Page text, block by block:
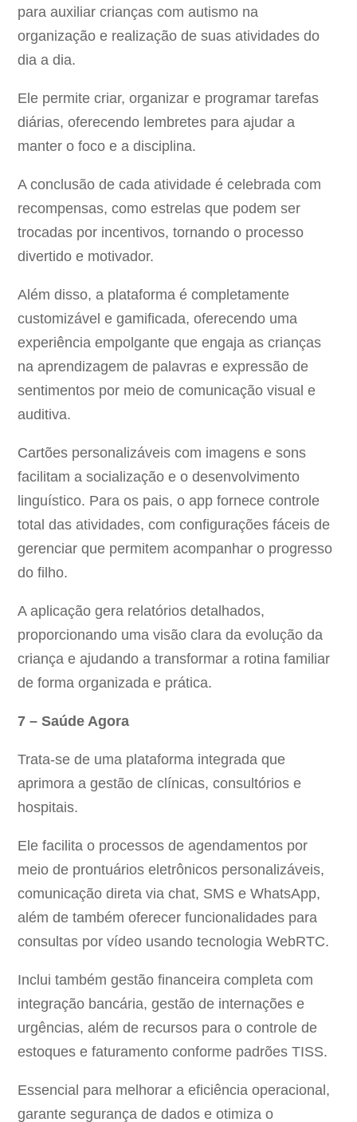
para auxiliar crianças com autismo na
organização e realização de suas atividades do
dia a dia.
Ele permite criar, organizar e programar tarefas
diárias, oferecendo lembretes para ajudar a
manter o foco e a disciplina.
A conclusão de cada atividade é celebrada com
recompensas, como estrelas que podem ser
trocadas por incentivos, tornando o processo
divertido e motivador.
Além disso, a plataforma é completamente
customizável e gamificada, oferecendo uma
experiência empolgante que engaja as crianças
na aprendizagem de palavras e expressão de
sentimentos por meio de comunicação visual e
auditiva.
Cartões personalizáveis com imagens e sons
facilitam a socialização e o desenvolvimento
linguístico. Para os pais, o app fornece controle
total das atividades, com configurações fáceis de
gerenciar que permitem acompanhar o progresso
do filho.
A aplicação gera relatórios detalhados,
proporcionando uma visão clara da evolução da
criança e ajudando a transformar a rotina familiar
de forma organizada e prática.
7 – Saúde Agora
Trata-se de uma plataforma integrada que
aprimora a gestão de clínicas, consultórios e
hospitais.
Ele facilita o processos de agendamentos por
meio de prontuários eletrônicos personalizáveis,
comunicação direta via chat, SMS e WhatsApp,
além de também oferecer funcionalidades para
consultas por vídeo usando tecnologia WebRTC.
Inclui também gestão financeira completa com
integração bancária, gestão de internações e
urgências, além de recursos para o controle de
estoques e faturamento conforme padrões TISS.
Essencial para melhorar a eficiência operacional,
garante segurança de dados e otimiza o